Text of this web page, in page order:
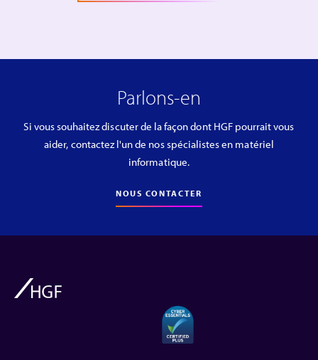
Parlons-en
Si vous souhaitez discuter de la façon dont HGF pourrait vous
aider, contactez l'un de nos spécialistes en matériel
informatique.
NOUS CONTACTER